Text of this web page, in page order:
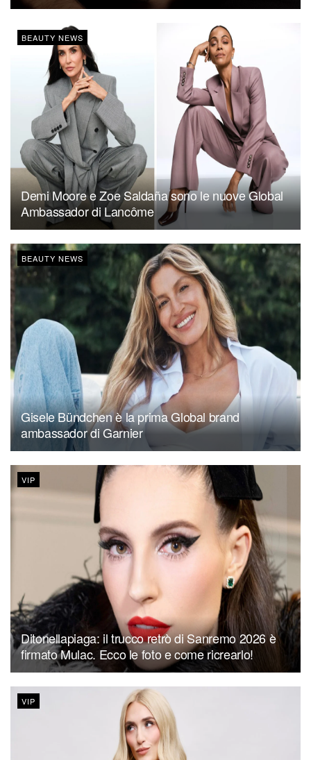
BEAUTY NEWS
Demi Moore e Zoe Saldaña sono le nuove Global
Ambassador di Lancôme
BEAUTY NEWS
Gisele Bündchen è la prima Global brand
ambassador di Garnier
VIP
Ditonellapiaga: il trucco retrò di Sanremo 2026 è
firmato Mulac. Ecco le foto e come ricrearlo!
VIP